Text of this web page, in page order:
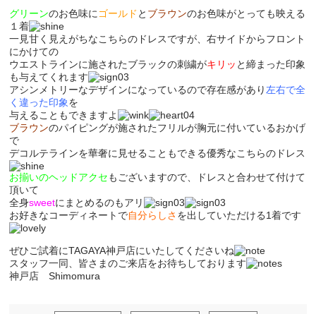
グリーンのお色味に ゴールド と ブラウンのお色味がとっても映える
１着
一見甘く見えがちなこちらのドレスですが、右サイドからフロント
にかけての
ウエストラインに施されたブラックの刺繍がキリッ と締まった印象
も与えてくれます
アシンメトリーなデザインになっているので存在感があり 左右で全
く違った印象を
与えることもできますよ
ブラウンのパイピングが施されたフリルが胸元に付いているおかげ
で
デコルテラインを華奢に見せることもできる優秀なこちらのドレス
お揃いのヘッドアクセもございますので、ドレスと合わせて付けて
頂いて
全身sweetにまとめるのもアリ
お好きなコーディネートで自分らしさ を出していただける1着です
ぜひご試着にTAGAYA神戸店にいたしてくださいね
スタッフ一同、皆さまのご来店をお待ちしております
神戸店 Shimomura